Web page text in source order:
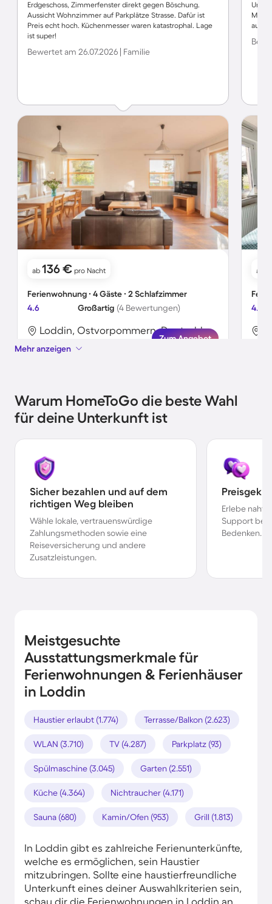
Erdgeschoss, Zimmerfenster direkt gegen Böschung.
Aussicht Wohnzimmer auf Parkplätze Strasse. Dafür ist
Preis echt hoch. Küchenmesser waren katastrophal. Lage
ist super!
Bewertet am 26.07.2026 | Familie
ab 136 € pro Nacht
Ferienwohnung ∙ 4 Gäste ∙ 2 Schlafzimmer
4.6
Großartig (4 Bewertungen)
Loddin, Ostvorpommern, Deutschland
Zum Angebot
ab
4.5
Mehr anzeigen
Warum HomeToGo die beste Wahl
für deine Unterkunft ist
Sicher bezahlen und auf dem
richtigen Weg bleiben
Wähle lokale, vertrauenswürdige
Zahlungsmethoden sowie eine
Reiseversicherung und andere
Zusatzleistungen.
Erlebe
Support bei
Bedenken.
Meistgesuchte
Ausstattungsmerkmale für
Ferienwohnungen & Ferienhäuser
in Loddin
Haustier erlaubt (1.774) Terrasse/Balkon (2.623)
WLAN (3.710) TV (4.287) Parkplatz (93)
Spülmaschine (3.045) Garten (2.551)
Küche (4.364) Nichtraucher (4.171)
Sauna (680) Kamin/Ofen (953) Grill (1.813)
In Loddin gibt es zahlreiche Ferienunterkünfte,
welche es ermöglichen, sein Haustier
mitzubringen. Sollte eine haustierfreundliche
Unterkunft eines deiner Auswahlkriterien sein,
schau dir die Ferienwohnungen in Loddin an.